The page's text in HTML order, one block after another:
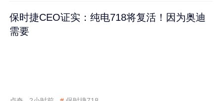
保时捷CEO证实：纯电718将复活！因为奥迪
需要